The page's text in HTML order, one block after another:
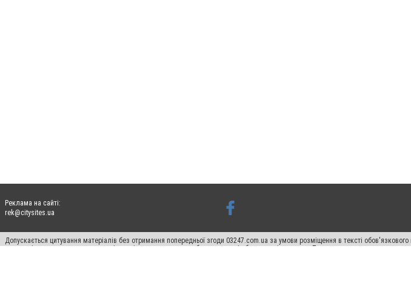
Реклама на сайті:
rek@citysites.ua
Допускається цитування матеріалів без отримання попередньої згоди 03247.com.ua за умови розміщення в тексті
систем гіперпосилання на цитовані статті не нижче другого абзацу в тексті або в якості джерела. Порушення виняткових прав